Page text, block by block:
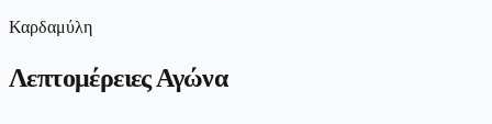
Καρδαμύλη
Λεπτομέρειες Αγώνα